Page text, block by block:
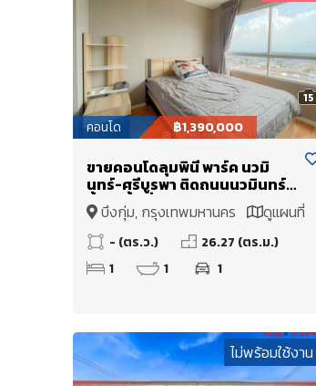
15
คอนโด ฿1,390,000
ขายคอนโดลุมพินี พาร์ค นวมิ
นทร์-ศรีบูรพา ติดถนนนวมินทร์
ชั้น12 พื้นที่ใช้สอยมากถึง 26.27
ตร.ม. ตึก A1 เข้า-ออกสะดวก
บึงกุ่ม, กรุงเทพมหานคร ดูแผนที่
- (ตร.ว.)
26.27 (ตร.ม.)
1
1 1
ไม่พร้อมใช้งาน